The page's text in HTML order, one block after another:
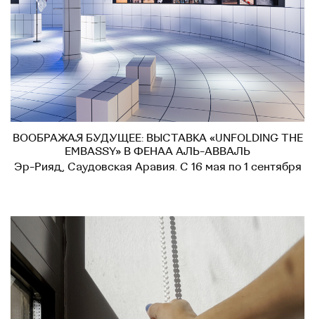
ВООБРАЖАЯ БУДУЩЕЕ: ВЫСТАВКА «UNFOLDING THE
EMBASSY» В ФЕНАА АЛЬ-АВВАЛЬ
Эр-Рияд, Саудовская Аравия. С 16 мая по 1 сентября